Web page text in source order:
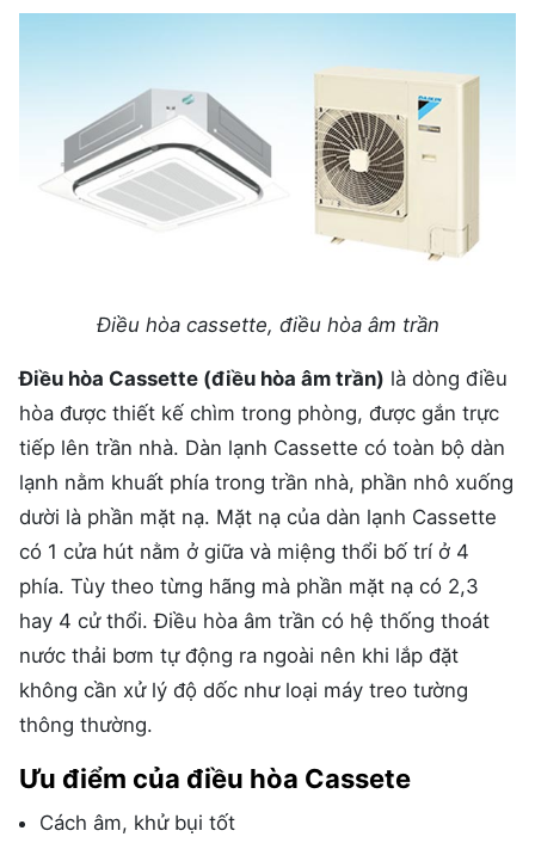
Điều hòa cassette, điều hòa âm trần
Điều hòa Cassette (điều hòa âm trần) là dòng điều
hòa được thiết kế chìm trong phòng, được gắn trực
tiếp lên trần nhà. Dàn lạnh Cassette có toàn bộ dàn
lạnh nằm khuất phía trong trần nhà, phần nhô xuống
dười là phần mặt nạ. Mặt nạ của dàn lạnh Cassette
có 1 cửa hút nằm ở giữa và miệng thổi bố trí ở 4
phía. Tùy theo từng hãng mà phần mặt nạ có 2,3
hay 4 cử thổi. Điều hòa âm trần có hệ thống thoát
nước thải bơm tự động ra ngoài nên khi lắp đặt
không cần xử lý độ dốc như loại máy treo tường
thông thường.
Ưu điểm của điều hòa Cassete
Cách âm, khử bụi tốt